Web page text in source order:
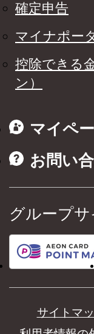
確定申告
マイナポー
控除できる
ン）
マイペ
お問い
グループサ
サイトマ